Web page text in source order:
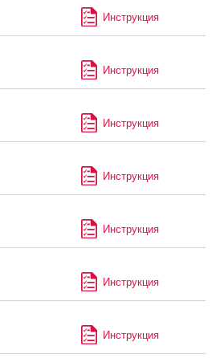
Инструкция
Инструкция
Инструкция
Инструкция
Инструкция
Инструкция
Инструкция